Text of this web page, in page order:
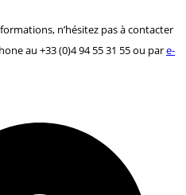
n’hésitez pas à contacter
au +33 (0)4 94 55 31 55 ou pare-